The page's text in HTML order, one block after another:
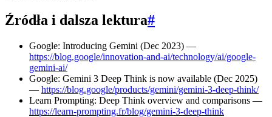
Źródła i dalsza lektura#
Google: Introducing Gemini (Dec 2023) —
https://blog.google/innovation-and-ai/technology/ai/google-
gemini-ai/
Google: Gemini 3 Deep Think is now available (Dec 2025)
— https://blog.google/products/gemini/gemini-3-deep-think/
Learn Prompting: Deep Think overview and comparisons —
https://learn-prompting.fr/blog/gemini-3-deep-think